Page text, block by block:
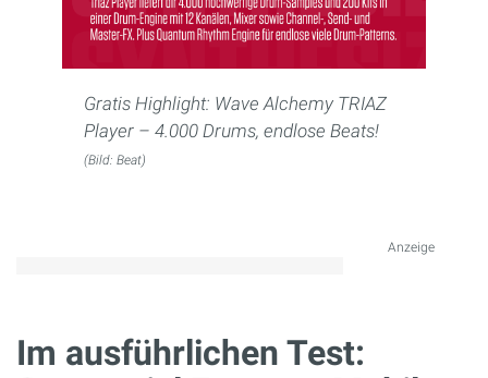
Gratis Highlight: Wave Alchemy TRIAZ
Player – 4.000 Drums, endlose Beats!
(Bild: Beat)
Anzeige
Im ausführlichen Test: